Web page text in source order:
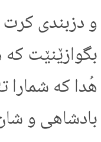
و دزبندی
بگوازێنێت
هُدا که شمارا
بادشاهی و